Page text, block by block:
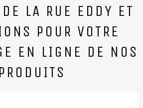
LA RUE EDDY ET
POUR VOTRE
EN LIGNE DE NOS
PRODUITS